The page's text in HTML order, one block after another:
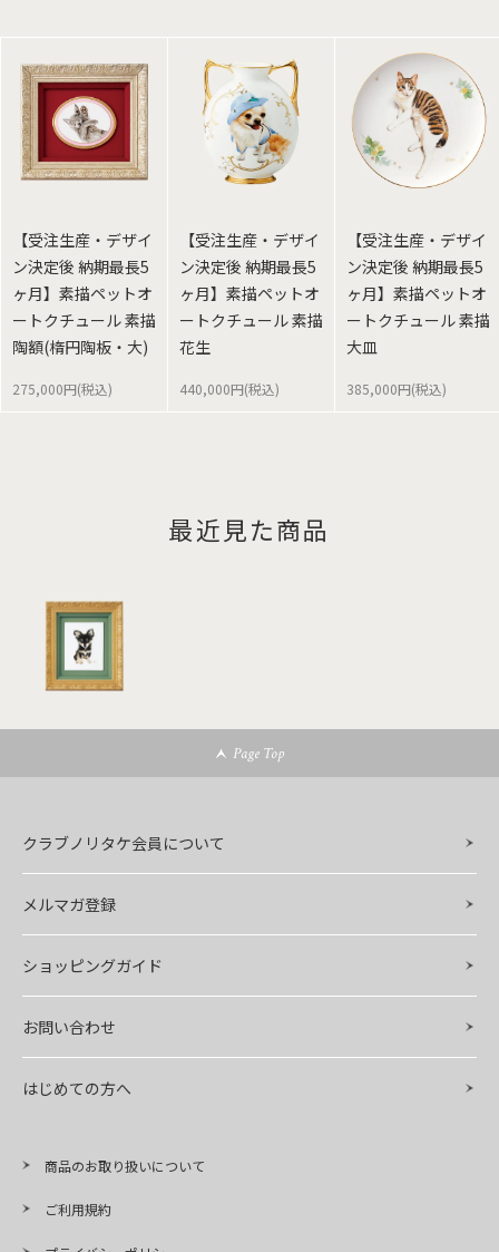
【受注生産・デザイ
ン決定後 納期最長5
ヶ月】素描ペットオ
ートクチュール 素描
陶額(楕円陶板・大)
275,000円(税込)
【受注生産・デザイ
ン決定後 納期最長5
ヶ月】素描ペットオ
ートクチュール 素描
花生
440,000円(税込)
【受注生産・デザイ
ン決定後 納期最長5
ヶ月】素描ペットオ
ートクチュール 素描
大皿
385,000円(税込)
最近見た商品
Page Top
クラブノリタケ会員について
メルマガ登録
ショッピングガイド
お問い合わせ
はじめての方へ
商品のお取り扱いについて
ご利用規約